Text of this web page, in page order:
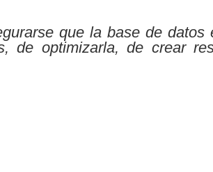
que la base de datos
de optimizarla, de crear